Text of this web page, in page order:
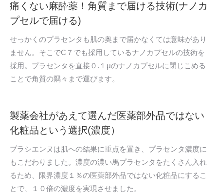
痛くない麻酔薬！角質まで届ける技術(ナノカ
プセルで届ける)
せっかくのプラセンタも肌の奥まで届かなくては意味があり
ません。そこでC７でも採用しているナノカプセルの技術を
採用。プラセンタを直接０.１μのナノカプセルに閉じこめる
ことで角質の隅々まで運びます。
製薬会社があえて選んだ医薬部外品ではない
化粧品という選択(濃度）
プラシエンヌは肌への結果に重点を置き、プラセンタ濃度に
もこだわりました。濃度の濃い馬プラセンタをたくさん入れ
るため、限界濃度１％の医薬部外品ではない化粧品にするこ
とで、１０倍の濃度を実現させました。